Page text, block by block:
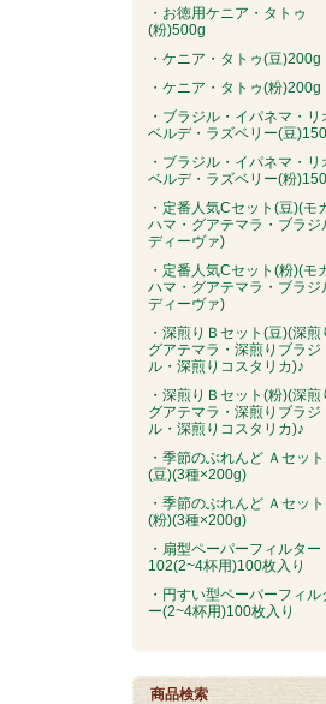
・お徳用ケニア・タトゥ
(粉)500g
・ケニア・タトゥ(豆)200g
・ケニア・タトゥ(粉)200g
・ブラジル・イパネマ・リ
ベルデ・ラズベリー(豆
・ブラジル・イパネマ・リ
ベルデ・ラズベリー(粉
・定番人気Cセット(豆)(モ
ハマ・グアテマラ・ブラジ
ディーヴァ)
・定番人気Cセット(粉)(モ
ハマ・グアテマラ・ブラジ
ディーヴァ)
・深煎りＢセット(豆)(深煎
グアテマラ・深煎りブラジ
ル・深煎りコスタリカ)♪
・深煎りＢセット(粉)(深煎
グアテマラ・深煎りブラジ
ル・深煎りコスタリカ)♪
・季節のぶれんど Ａセット
(豆)(3種×200g)
・季節のぶれんど Ａセット
(粉)(3種×200g)
・扇型ペーパーフィルター
102(2~4杯用)100枚入り
・円すい型ペーパーフィル
ー(2~4杯用)100枚入り
商品検索